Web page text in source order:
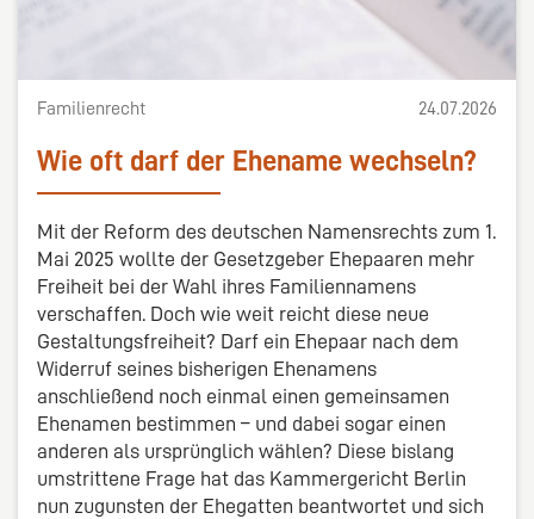
Familienrecht 24.07.2026
Wie oft darf der Ehename wechseln?
Mit der Reform des deutschen Namensrechts zum 1.
Mai 2025 wollte der Gesetzgeber Ehepaaren mehr
Freiheit bei der Wahl ihres Familiennamens
verschaffen. Doch wie weit reicht diese neue
Gestaltungsfreiheit? Darf ein Ehepaar nach dem
Widerruf seines bisherigen Ehenamens
anschließend noch einmal einen gemeinsamen
Ehenamen bestimmen – und dabei sogar einen
anderen als ursprünglich wählen? Diese bislang
umstrittene Frage hat das Kammergericht Berlin
nun zugunsten der Ehegatten beantwortet und sich